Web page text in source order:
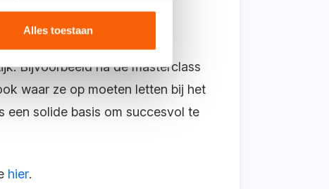
Alles toestaan
Bijvoorbeeld na de masterclass
waar ze op moeten letten bij het
een solide basis om succesvol te
hier.